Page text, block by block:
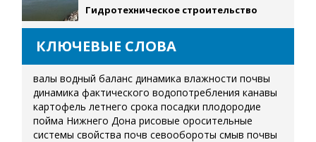
Гидротехническое строительство
КЛЮЧЕВЫЕ СЛОВА
валы водный баланс динамика влажности почвы
динамика фактического водопотребления канавы
картофель летнего срока посадки плодородие
пойма Нижнего Дона рисовые оросительные
системы свойства почв севообороты смыв почвы